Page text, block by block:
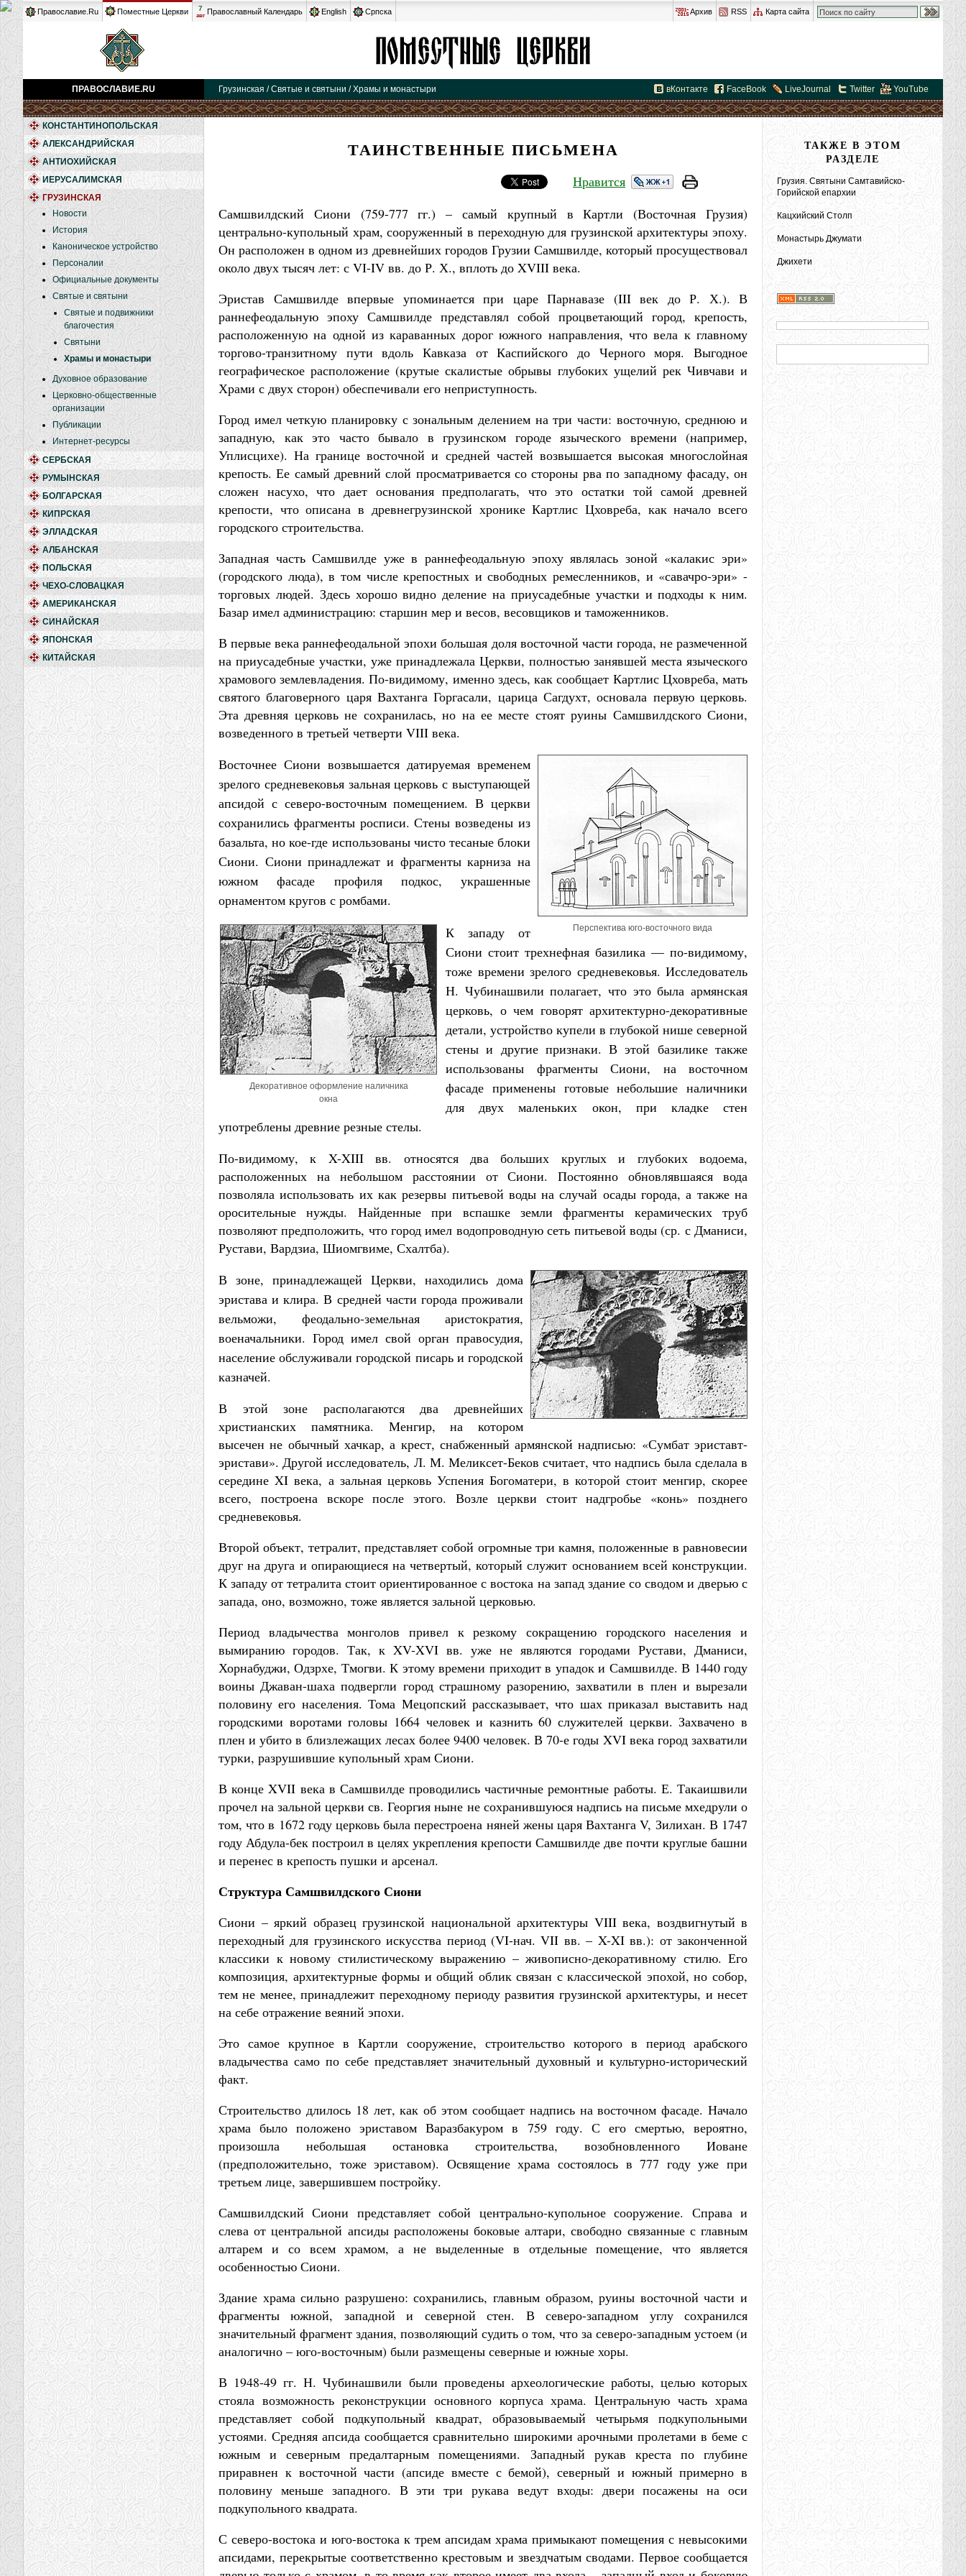
Православие.Ru Поместные Церкви 7
авг Православный Календарь English Српска Архив RSS Карта сайта
ПРАВОСЛАВИЕ.RU Грузинская / Святые и святыни / Храмы и монастыри вКонтакте FaceBook LiveJournal Twitter YouTube
КОНСТАНТИНОПОЛЬСКАЯ
АЛЕКСАНДРИЙСКАЯ
АНТИОХИЙСКАЯ
ИЕРУСАЛИМСКАЯ
ГРУЗИНСКАЯ
Новости
История
Каноническое устройство
Персоналии
Официальные документы
Святые и святыни
Святые и подвижники
благочестия
Святыни
Храмы и монастыри
Духовное образование
Церковно-общественные
организации
Публикации
Интернет-ресурсы
СЕРБСКАЯ
РУМЫНСКАЯ
БОЛГАРСКАЯ
КИПРСКАЯ
ЭЛЛАДСКАЯ
АЛБАНСКАЯ
ПОЛЬСКАЯ
ЧЕХО-СЛОВАЦКАЯ
АМЕРИКАНСКАЯ
СИНАЙСКАЯ
ЯПОНСКАЯ
КИТАЙСКАЯ
ТАИНСТВЕННЫЕ ПИСЬМЕНА
Нравится
Самшвилдский Сиони (759-777 гг.) – самый крупный в Картли (Восточная Грузия)
центрально-купольный храм, сооруженный в переходную для грузинской архитектуры эпоху.
Он расположен в одном из древнейших городов Грузии Самшвилде, который просуществовал
около двух тысяч лет: с VI-IV вв. до Р. Х., вплоть до XVIII века.
Эристав Самшвилде впервые упоминается при царе Парнавазе (III век до Р. Х.). В
раннефеодальную эпоху Самшвилде представлял собой процветающий город, крепость,
расположенную на одной из караванных дорог южного направления, что вела к главному
торгово-транзитному пути вдоль Кавказа от Каспийского до Черного моря. Выгодное
географическое расположение (крутые скалистые обрывы глубоких ущелий рек Чивчави и
Храми с двух сторон) обеспечивали его неприступность.
Город имел четкую планировку с зональным делением на три части: восточную, среднюю и
западную, как это часто бывало в грузинском городе языческого времени (например,
Уплисцихе). На границе восточной и средней частей возвышается высокая многослойная
крепость. Ее самый древний слой просматривается со стороны рва по западному фасаду, он
сложен насухо, что дает основания предполагать, что это остатки той самой древней
крепости, что описана в древнегрузинской хронике Картлис Цховреба, как начало всего
городского строительства.
Западная часть Самшвилде уже в раннефеодальную эпоху являлась зоной «калакис эри»
(городского люда), в том числе крепостных и свободных ремесленников, и «савачро-эри» -
торговых людей. Здесь хорошо видно деление на приусадебные участки и подходы к ним.
Базар имел администрацию: старшин мер и весов, весовщиков и таможенников.
В первые века раннефеодальной эпохи большая доля восточной части города, не размеченной
на приусадебные участки, уже принадлежала Церкви, полностью занявшей места языческого
храмового землевладения. По-видимому, именно здесь, как сообщает Картлис Цховреба, мать
святого благоверного царя Вахтанга Горгасали, царица Сагдухт, основала первую церковь.
Эта древняя церковь не сохранилась, но на ее месте стоят руины Самшвилдского Сиони,
возведенного в третьей четверти VIII века.
Перспектива юго-восточного вида
Восточнее Сиони возвышается датируемая временем
зрелого средневековья зальная церковь с выступающей
апсидой с северо-восточным помещением. В церкви
сохранились фрагменты росписи. Стены возведены из
базальта, но кое-где использованы чисто тесаные блоки
Сиони. Сиони принадлежат и фрагменты карниза на
южном фасаде профиля подкос, украшенные
орнаментом кругов с ромбами.
Декоративное оформление наличника
окна
К западу от
Сиони стоит трехнефная базилика — по-видимому,
тоже времени зрелого средневековья. Исследователь
Н. Чубинашвили полагает, что это была армянская
церковь, о чем говорят архитектурно-декоративные
детали, устройство купели в глубокой нише северной
стены и другие признаки. В этой базилике также
использованы фрагменты Сиони, на восточном
фасаде применены готовые небольшие наличники
для двух маленьких окон, при кладке стен
употреблены древние резные стелы.
По-видимому, к X-XIII вв. относятся два больших круглых и глубоких водоема,
расположенных на небольшом расстоянии от Сиони. Постоянно обновлявшаяся вода
позволяла использовать их как резервы питьевой воды на случай осады города, а также на
оросительные нужды. Найденные при вспашке земли фрагменты керамических труб
позволяют предположить, что город имел водопроводную сеть питьевой воды (ср. с Дманиси,
Рустави, Вардзиа, Шиомгвиме, Схалтба).
В зоне, принадлежащей Церкви, находились дома
эристава и клира. В средней части города проживали
вельможи, феодально-земельная аристократия,
военачальники. Город имел свой орган правосудия,
население обслуживали городской писарь и городской
казначей.
В этой зоне располагаются два древнейших
христианских памятника. Менгир, на котором
высечен не обычный хачкар, а крест, снабженный армянской надписью: «Сумбат эриставт-
эристави». Другой исследователь, Л. М. Меликсет-Беков считает, что надпись была сделала в
середине XI века, а зальная церковь Успения Богоматери, в которой стоит менгир, скорее
всего, построена вскоре после этого. Возле церкви стоит надгробье «конь» позднего
средневековья.
Второй объект, тетралит, представляет собой огромные три камня, положенные в равновесии
друг на друга и опирающиеся на четвертый, который служит основанием всей конструкции.
К западу от тетралита стоит ориентированное с востока на запад здание со сводом и дверью с
запада, оно, возможно, тоже является зальной церковью.
Период владычества монголов привел к резкому сокращению городского населения и
вымиранию городов. Так, к XV-XVI вв. уже не являются городами Рустави, Дманиси,
Хорнабуджи, Одзрхе, Тмогви. К этому времени приходит в упадок и Самшвилде. В 1440 году
воины Джаван-шаха подвергли город страшному разорению, захватили в плен и вырезали
половину его населения. Тома Мецопский рассказывает, что шах приказал выставить над
городскими воротами головы 1664 человек и казнить 60 служителей церкви. Захвачено в
плен и убито в близлежащих лесах более 9400 человек. В 70-е годы XVI века город захватили
турки, разрушившие купольный храм Сиони.
В конце XVII века в Самшвилде проводились частичные ремонтные работы. Е. Такаишвили
прочел на зальной церкви св. Георгия ныне не сохранившуюся надпись на письме мхедрули о
том, что в 1672 году церковь была перестроена няней жены царя Вахтанга V, Зилихан. В 1747
году Абдула-бек построил в целях укрепления крепости Самшвилде две почти круглые башни
и перенес в крепость пушки и арсенал.
Структура Самшвилдского Сиони
Сиони – яркий образец грузинской национальной архитектуры VIII века, воздвигнутый в
переходный для грузинского искусства период (VI-нач. VII вв. – X-XI вв.): от законченной
классики к новому стилистическому выражению – живописно-декоративному стилю. Его
композиция, архитектурные формы и общий облик связан с классической эпохой, но собор,
тем не менее, принадлежит переходному периоду развития грузинской архитектуры, и несет
на себе отражение веяний эпохи.
Это самое крупное в Картли сооружение, строительство которого в период арабского
владычества само по себе представляет значительный духовный и культурно-исторический
факт.
Строительство длилось 18 лет, как об этом сообщает надпись на восточном фасаде. Начало
храма было положено эриставом Варазбакуром в 759 году. С его смертью, вероятно,
произошла небольшая остановка строительства, возобновленного Иоване
(предположительно, тоже эриставом). Освящение храма состоялось в 777 году уже при
третьем лице, завершившем постройку.
Самшвилдский Сиони представляет собой центрально-купольное сооружение. Справа и
слева от центральной апсиды расположены боковые алтари, свободно связанные с главным
алтарем и со всем храмом, а не выделенные в отдельные помещение, что является
особенностью Сиони.
Здание храма сильно разрушено: сохранились, главным образом, руины восточной части и
фрагменты южной, западной и северной стен. В северо-западном углу сохранился
значительный фрагмент здания, позволяющий судить о том, что за северо-западным устоем (и
аналогично – юго-восточным) были размещены северные и южные хоры.
В 1948-49 гг. Н. Чубинашвили были проведены археологические работы, целью которых
стояла возможность реконструкции основного корпуса храма. Центральную часть храма
представляет собой подкупольный квадрат, образовываемый четырьмя подкупольными
устоями. Средняя апсида сообщается сравнительно широкими арочными пролетами в беме с
южным и северным предалтарным помещениями. Западный рукав креста по глубине
приравнен к восточной части (апсиде вместе с бемой), северный и южный примерно в
половину меньше западного. В эти три рукава ведут входы: двери посажены на оси
подкупольного квадрата.
С северо-востока и юго-востока к трем апсидам храма примыкают помещения с невысокими
апсидами, перекрытые соответственно крестовым и звездчатым сводами. Первое сообщается
ТАКЖЕ В ЭТОМ
РАЗДЕЛЕ
Грузия. Святыни Самтавийско-
Горийской епархии
Кацхийский Столп
Монастырь Джумати
Джихети